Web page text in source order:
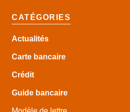
CATÉGORIES
Actualités
Carte bancaire
Crédit
Guide bancaire